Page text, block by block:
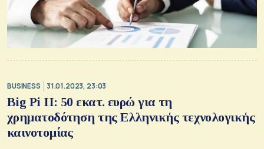
BUSINESS 31.01.2023, 23:03
Big Pi II: 50 εκατ. ευρώ για τη
χρηματοδότηση της Ελληνικής τεχνολογικής
καινοτομίας